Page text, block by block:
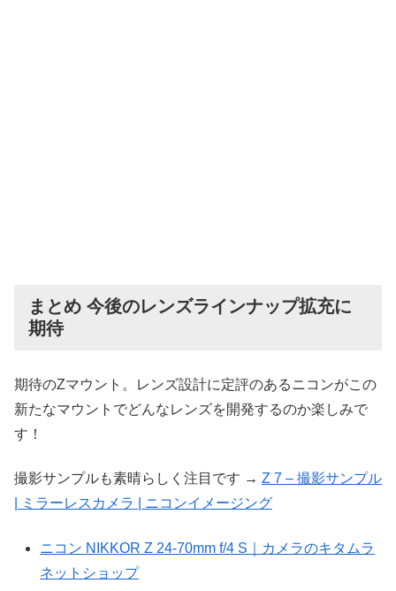
まとめ 今後のレンズラインナップ拡充に
期待
期待のZマウント。レンズ設計に定評のあるニコンがこの
新たなマウントでどんなレンズを開発するのか楽しみで
す！
撮影サンプルも素晴らしく注目です → Z 7 – 撮影サンプル
| ミラーレスカメラ | ニコンイメージング
ニコン NIKKOR Z 24-70mm f/4 S｜カメラのキタムラ
ネットショップ